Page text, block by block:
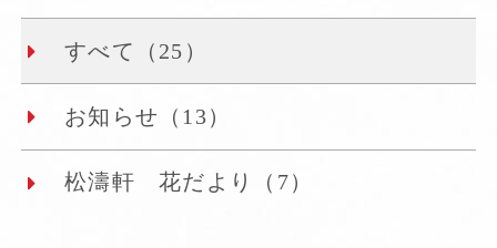
すべて（25）
お知らせ（13）
松濤軒 花だより（7）